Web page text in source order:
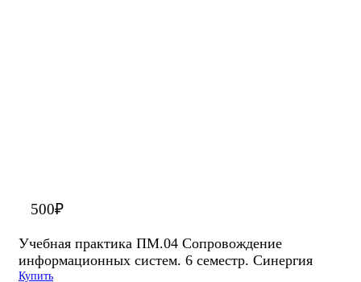
500₽
Учебная практика ПМ.04 Сопровождение
информационных систем. 6 семестр. Синергия
Купить